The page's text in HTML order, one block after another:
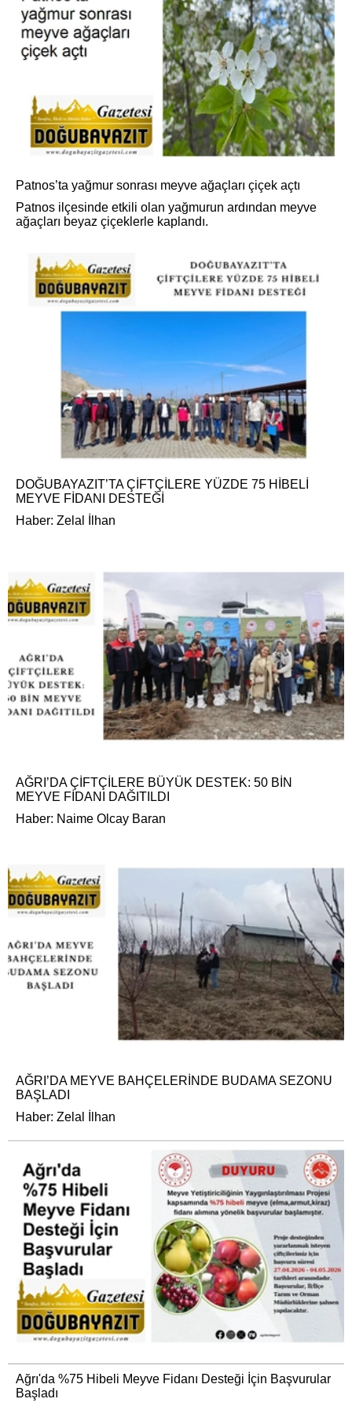
Patnos’ta yağmur sonrası meyve ağaçları çiçek açtı
Patnos ilçesinde etkili olan yağmurun ardından meyve
ağaçları beyaz çiçeklerle kaplandı.
DOĞUBAYAZIT’TA ÇİFTÇİLERE YÜZDE 75 HİBELİ
MEYVE FİDANI DESTEĞİ
Haber: Zelal İlhan
AĞRI’DA ÇİFTÇİLERE BÜYÜK DESTEK: 50 BİN
MEYVE FİDANI DAĞITILDI
Haber: Naime Olcay Baran
AĞRI’DA MEYVE BAHÇELERİNDE BUDAMA SEZONU
BAŞLADI
Haber: Zelal İlhan
Ağrı'da %75 Hibeli Meyve Fidanı Desteği İçin Başvurular
Başladı